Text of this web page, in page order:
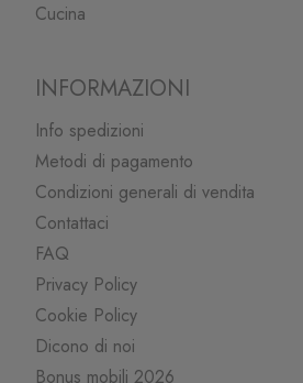
Cucina
INFORMAZIONI
Info spedizioni
Metodi di pagamento
Condizioni generali di vendita
Contattaci
FAQ
Privacy Policy
Cookie Policy
Dicono di noi
Bonus mobili 2026